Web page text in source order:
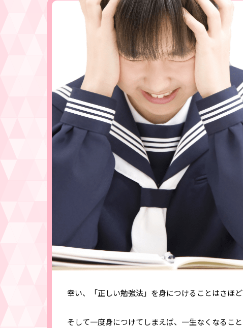
幸い、「正しい勉強法」を身につけることはさほ
そして一度身につけてしまえば、一生なくなること